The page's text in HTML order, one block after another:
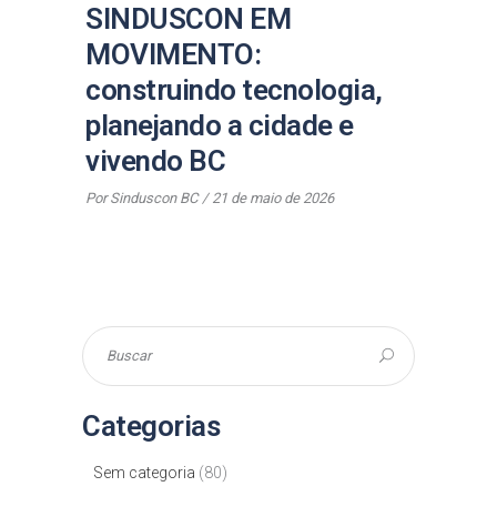
SINDUSCON EM
MOVIMENTO:
construindo tecnologia,
planejando a cidade e
vivendo BC
Por Sinduscon BC 21 de maio de 2026
Categorias
Sem categoria (80)